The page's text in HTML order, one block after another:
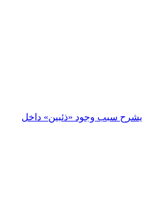
سبب وجود «ذئبين» داخل